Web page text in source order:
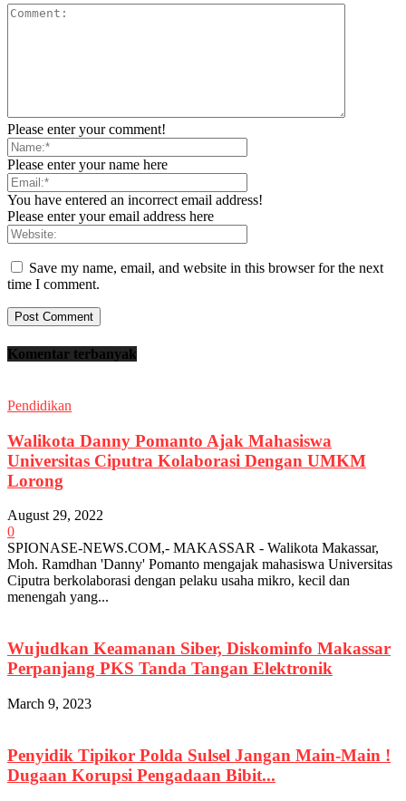
Please enter your comment!
Please enter your name here
You have entered an incorrect email address!
Please enter your email address here
Save my name, email, and website in this browser for the next
time I comment.
Komentar terbanyak
Pendidikan
Walikota Danny Pomanto Ajak Mahasiswa
Universitas Ciputra Kolaborasi Dengan UMKM
Lorong
August 29, 2022
0
SPIONASE-NEWS.COM,- MAKASSAR - Walikota Makassar,
Moh. Ramdhan 'Danny' Pomanto mengajak mahasiswa Universitas
Ciputra berkolaborasi dengan pelaku usaha mikro, kecil dan
menengah yang...
Wujudkan Keamanan Siber, Diskominfo Makassar
Perpanjang PKS Tanda Tangan Elektronik
March 9, 2023
Penyidik Tipikor Polda Sulsel Jangan Main-Main !
Dugaan Korupsi Pengadaan Bibit...